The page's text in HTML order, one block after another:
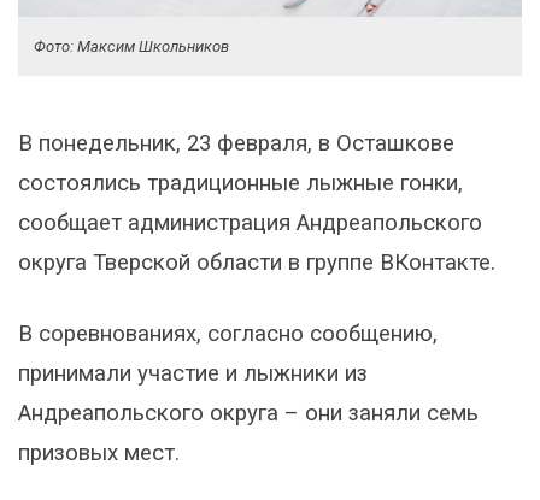
Фото: Максим Школьников
В понедельник, 23 февраля, в Осташкове
состоялись традиционные лыжные гонки,
сообщает администрация Андреапольского
округа Тверской области в группе ВКонтакте.
В соревнованиях, согласно сообщению,
принимали участие и лыжники из
Андреапольского округа – они заняли семь
призовых мест.